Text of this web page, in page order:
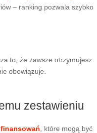
– ranking pozwala szybko
to, że zawsze otrzymujesz
obowiązuje.
zestawieniu
, które mogą być